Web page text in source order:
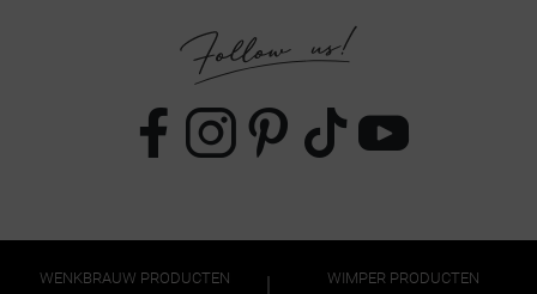
WENKBRAUW PRODUCTEN WIMPER PRODUCTEN